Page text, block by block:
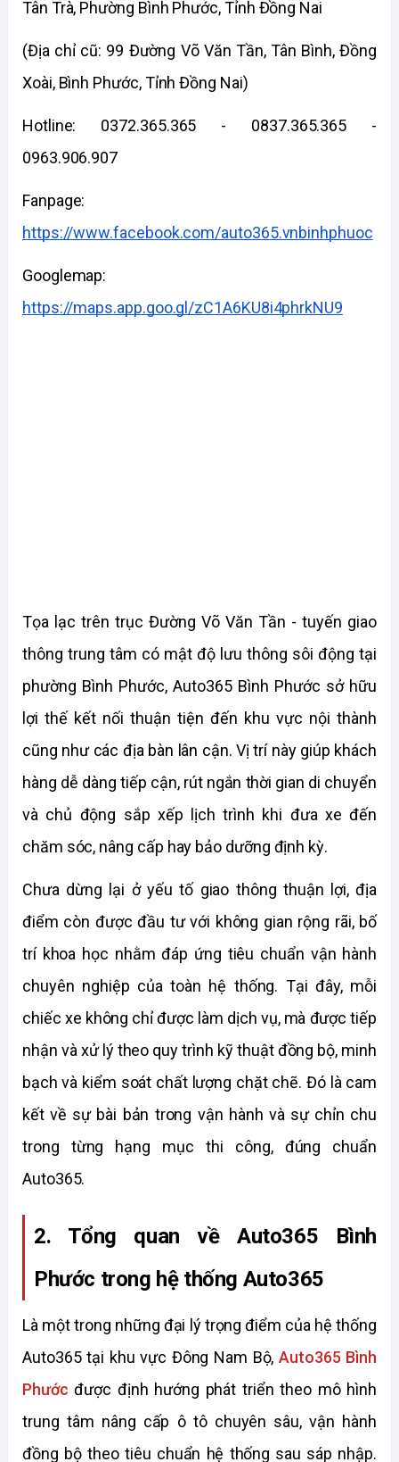
Tân Trà, Phường Bình Phước, Tỉnh Đồng Nai
(Địa chỉ cũ: 99 Đường Võ Văn Tần, Tân Bình, Đồng
Xoài, Bình Phước, Tỉnh Đồng Nai)
Hotline: 0372.365.365 - 0837.365.365 -
0963.906.907
https://www.facebook.com/auto365.vnbinhphuoc
https://maps.app.goo.gl/zC1A6KU8i4phrkNU9
Tọa lạc trên trục Đường Võ Văn Tần - tuyến giao
thông trung tâm có mật độ lưu thông sôi động tại
phường Bình Phước, Auto365 Bình Phước sở hữu
lợi thế kết nối thuận tiện đến khu vực nội thành
cũng như các địa bàn lân cận. Vị trí này giúp khách
hàng dễ dàng tiếp cận, rút ngắn thời gian di chuyển
và chủ động sắp xếp lịch trình khi đưa xe đến
chăm sóc, nâng cấp hay bảo dưỡng định kỳ.
Chưa dừng lại ở yếu tố giao thông thuận lợi, địa
điểm còn được đầu tư với không gian rộng rãi, bố
trí khoa học nhằm đáp ứng tiêu chuẩn vận hành
chuyên nghiệp của toàn hệ thống. Tại đây, mỗi
chiếc xe không chỉ được làm dịch vụ, mà được tiếp
nhận và xử lý theo quy trình kỹ thuật đồng bộ, minh
bạch và kiểm soát chất lượng chặt chẽ. Đó là cam
kết về sự bài bản trong vận hành và sự chỉn chu
trong từng hạng mục thi công, đúng chuẩn
Auto365.
2. Tổng quan về Auto365 Bình
Phước trong hệ thống Auto365
Là một trong những đại lý trọng điểm của hệ thống
Auto365 tại khu vực Đông Nam Bộ, Auto365 Bình
Phước được định hướng phát triển theo mô hình
trung tâm nâng cấp ô tô chuyên sâu, vận hành
đồng bộ theo tiêu chuẩn hệ thống sau sáp nhập.